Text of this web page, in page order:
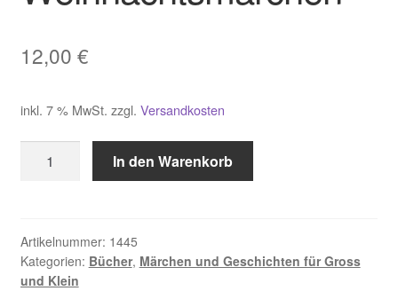
12,00 €
inkl. 7 % MwSt. zzgl. Versandkosten
Menge
In den Warenkorb
Artikelnummer: 1445
Kategorien: Bücher, Märchen und Geschichten für Gross
und Klein